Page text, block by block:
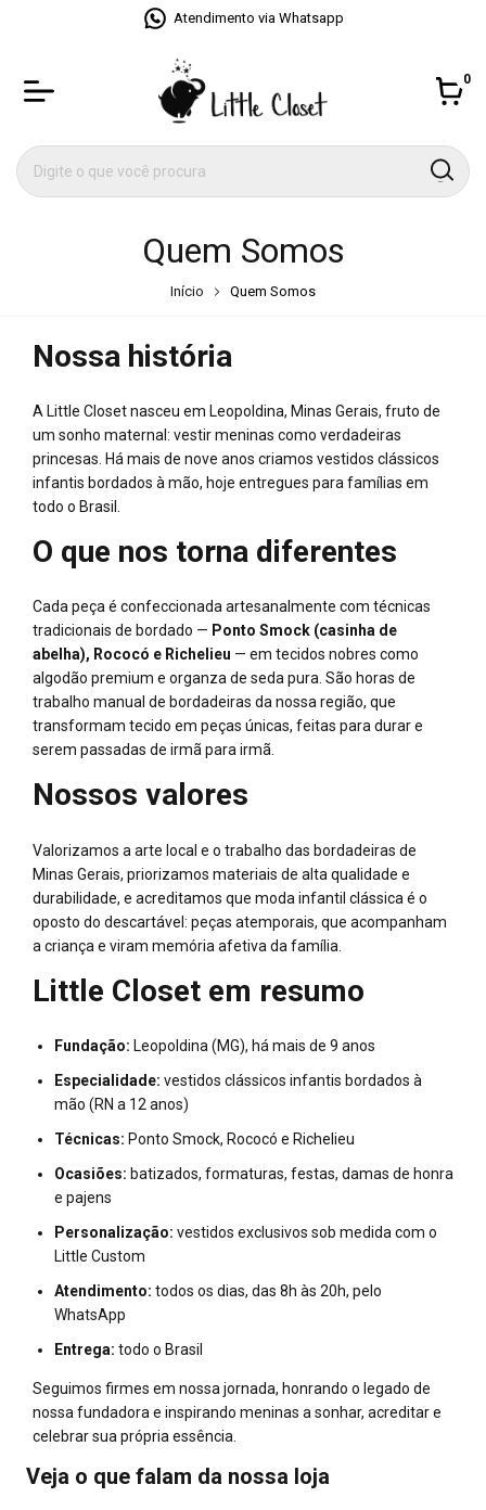
Atendimento via Whatsapp
0
Quem Somos
Início Quem Somos
Nossa história
A Little Closet nasceu em Leopoldina, Minas Gerais, fruto de
um sonho maternal: vestir meninas como verdadeiras
princesas. Há mais de nove anos criamos vestidos clássicos
infantis bordados à mão, hoje entregues para famílias em
todo o Brasil.
O que nos torna diferentes
Cada peça é confeccionada artesanalmente com técnicas
tradicionais de bordado — Ponto Smock (casinha de
abelha), Rococó e Richelieu — em tecidos nobres como
algodão premium e organza de seda pura. São horas de
trabalho manual de bordadeiras da nossa região, que
transformam tecido em peças únicas, feitas para durar e
serem passadas de irmã para irmã.
Nossos valores
Valorizamos a arte local e o trabalho das bordadeiras de
Minas Gerais, priorizamos materiais de alta qualidade e
durabilidade, e acreditamos que moda infantil clássica é o
oposto do descartável: peças atemporais, que acompanham
a criança e viram memória afetiva da família.
Little Closet em resumo
Fundação: Leopoldina (MG), há mais de 9 anos
Especialidade: vestidos clássicos infantis bordados à
mão (RN a 12 anos)
Técnicas: Ponto Smock, Rococó e Richelieu
Ocasiões: batizados, formaturas, festas, damas de honra
e pajens
Personalização: vestidos exclusivos sob medida com o
Little Custom
Atendimento: todos os dias, das 8h às 20h, pelo
WhatsApp
Entrega: todo o Brasil
Seguimos firmes em nossa jornada, honrando o legado de
nossa fundadora e inspirando meninas a sonhar, acreditar e
celebrar sua própria essência.
Veja o que falam da nossa loja